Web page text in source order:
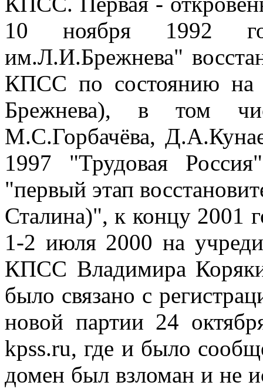
10 ноября 1992
им.Л.И.Брежнева"
КПСС по состоянию на
Брежнева), в том
М.С.Горбачёва,
1997 "Трудовая
"первый этап
Сталина)", к концу 2001
1-2 июля 2000 на
КПСС Владимира
было связано с
новой партии 24
kpss.ru, где и было
домен был взломан и не